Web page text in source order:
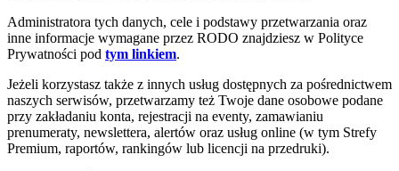
Administratora tych danych, cele i podstawy przetwarzania oraz
inne informacje wymagane przez RODO znajdziesz w Polityce
Prywatności pod tym linkiem.
Jeżeli korzystasz także z innych usług dostępnych za pośrednictwem
naszych serwisów, przetwarzamy też Twoje dane osobowe podane
przy zakładaniu konta, rejestracji na eventy, zamawianiu
prenumeraty, newslettera, alertów oraz usług online (w tym Strefy
Premium, raportów, rankingów lub licencji na przedruki).